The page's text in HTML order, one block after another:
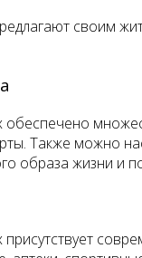
своим
обеспечено
Также можно
образа жизни